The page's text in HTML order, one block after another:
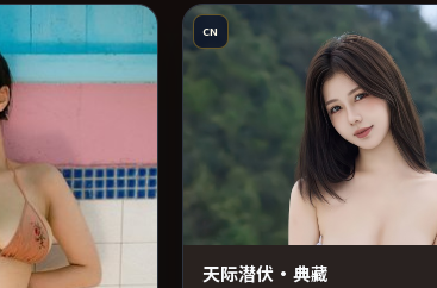
CN
天际潜伏·典藏